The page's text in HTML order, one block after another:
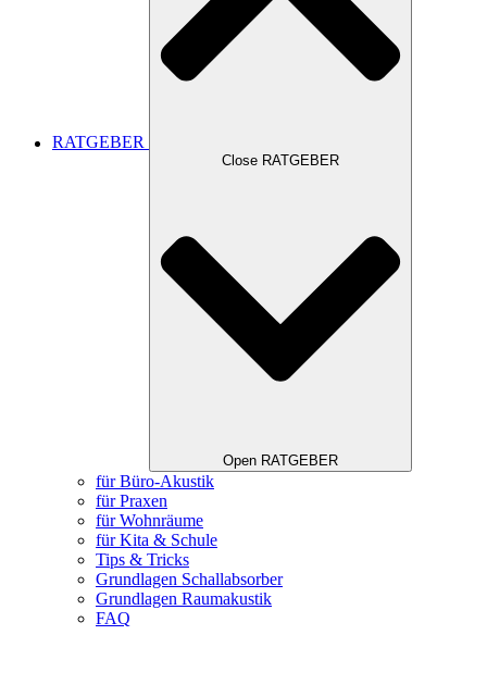
RATGEBER
Close RATGEBER
Open RATGEBER
für Büro-Akustik
für Praxen
für Wohnräume
für Kita & Schule
Tips & Tricks
Grundlagen Schallabsorber
Grundlagen Raumakustik
FAQ